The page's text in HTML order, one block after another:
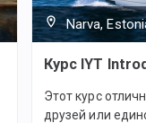
Narva,
Курс IYT
Этот курс
друзей или